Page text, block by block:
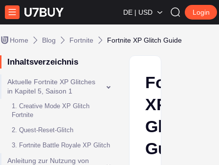
DE | USD Login
Home Blog Fortnite Fortnite XP Glitch Guide
Inhaltsverzeichnis
Aktuelle Fortnite XP Glitches
in Kapitel 5, Saison 1
1. Creative Mode XP Glitch
Fortnite
2. Quest-Reset-Glitch
3. Fortnite Battle Royale XP Glitch
Anleitung zur Nutzung von
Fortnite
XP
Glitch
Guide